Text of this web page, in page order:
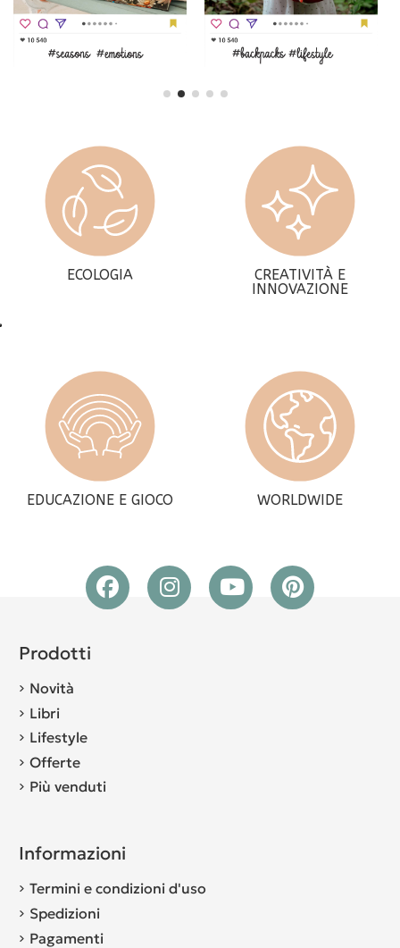
ECOLOGIA
CREATIVITÀ E
INNOVAZIONE
EDUCAZIONE E GIOCO WORLDWIDE
Prodotti
Novità
Libri
Lifestyle
Offerte
Più venduti
Informazioni
Termini e condizioni d'uso
Spedizioni
Pagamenti